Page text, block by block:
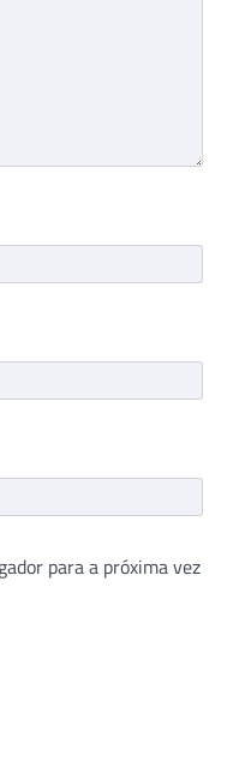
para a próxima vez